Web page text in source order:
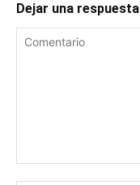
Dejar una respuesta